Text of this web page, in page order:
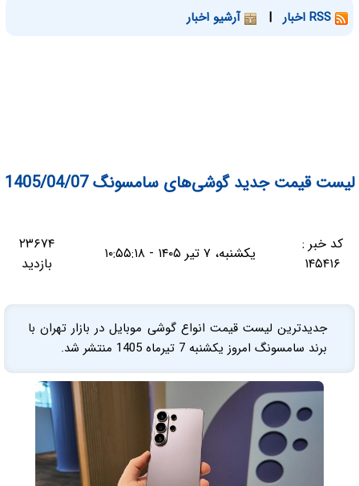
| آرشیو اخبار
لیست قیمت جدید گوشی‌های سامسونگ 1405/04/07
کد خبر :
۱۴۵۴۱۶
یکشنبه، ۷ تیر ۱۴۰۵ - ۱۰:۵۵:۱۸
۲۳۶۷۴
بازدید
جدیدترین لیست قیمت انواع گوشی موبایل در بازار تهران با
برند سامسونگ امروز یکشنبه 7 تیرماه 1405 منتشر شد.